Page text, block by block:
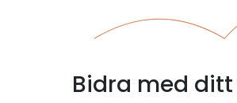
Bidra med